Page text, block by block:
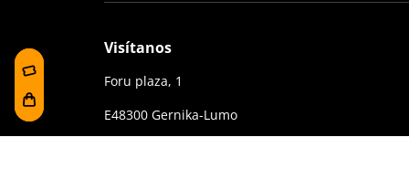
Visítanos
Foru plaza, 1
E48300 Gernika-Lumo